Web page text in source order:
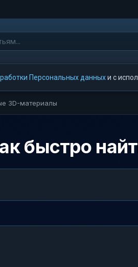
Персональных данныхи с
3D-материалы
быстро